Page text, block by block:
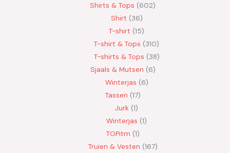
Shirts & Tops 602
Shirt 36
T-shirt 15
T-shirt & Tops 310
T-shirts & Tops 38
Sjaals & Mutsen 6
Winterjas 6
Tassen 17
Jurk 1
Winterjas 1
TOPitm 1
Truien & Vesten 167